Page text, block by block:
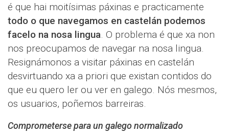
é que hai moitísimas páxinas e practicamente
todo o que navegamos en castelán podemos
facelo na nosa lingua. O problema é que xa non
nos preocupamos de navegar na nosa lingua.
Resignámonos a visitar páxinas en castelán
desvirtuando xa a priori que existan contidos do
que eu quero ler ou ver en galego. Nós mesmos,
os usuarios, poñemos barreiras.
Comprometerse para un galego normalizado